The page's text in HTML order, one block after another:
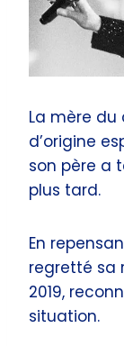
La mère du
d’origine
son père a
plus tard.
En
regretté sa
2019,
situation.